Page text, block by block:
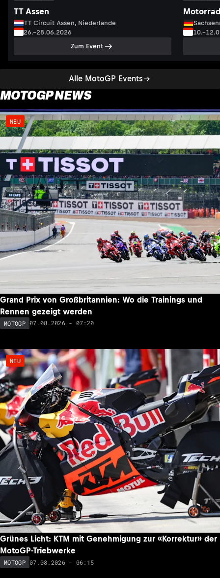
Alle MotoGP Events
TT Assen
TT Circuit Assen, Niederlande
26.–28.06.2026
Zum Event
MOTOGP NEWS
NEU
Grand Prix von Großbritannien: Wo die Trainings und
Rennen gezeigt werden
MOTOGP 07.08.2026 - 07:20
NEU
Grünes Licht: KTM mit Genehmigung zur «Korrektur» der
MotoGP-Triebwerke
MOTOGP 07.08.2026 - 06:15